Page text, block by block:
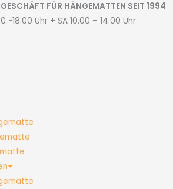
FÜR HÄNGEMATTEN SEIT 1994
-18.00 Uhr + SA 10.00 – 14.00 Uhr